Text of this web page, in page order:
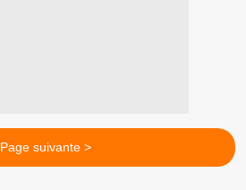
Page suivante >